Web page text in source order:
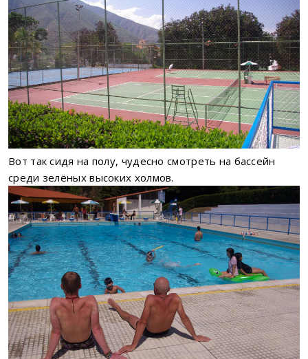
Вот так сидя на полу, чудесно смотреть на бассейн
среди зелёных высоких холмов.